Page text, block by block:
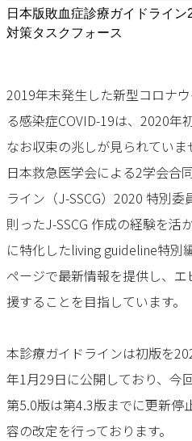
日本版敗血症診療ガイドライ
対策タスクフォース
2019年末発生した新型コロナ
る感染症COVID-19は、2020年
なお収束の兆しが見られていま
日本救急医学会による2学会合
ライン（J-SSCG）2020 特別委
則ったJ-SSCG 作成の経験を活
に特化したliving guideline特別
ページで最新情報を提供し、
援することを目指しています。
本診療ガイドラインは初版を
年1月29日に公開しており、今
第5.0版は第4.3版までに更新停
容の改定を行っております。